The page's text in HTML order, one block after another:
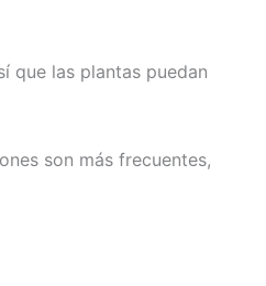
que las plantas puedan
son más frecuentes,